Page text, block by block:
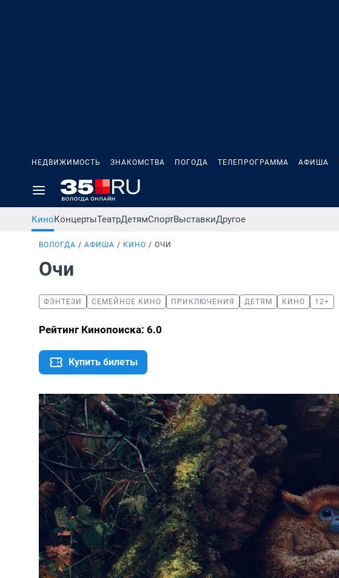
НЕДВИЖИМОСТЬ ЗНАКОМСТВА ПОГОДА ТЕЛЕПРОГРАММА АФИША
КиноКонцертыТеатрДетямСпортВыставкиДругое
ВОЛОГДА АФИША КИНО ОЧИ
Очи
ФЭНТЕЗИ СЕМЕЙНОЕ КИНО ПРИКЛЮЧЕНИЯ ДЕТЯМ КИНО 12+
Рейтинг Кинопоиска: 6.0
Купить билеты